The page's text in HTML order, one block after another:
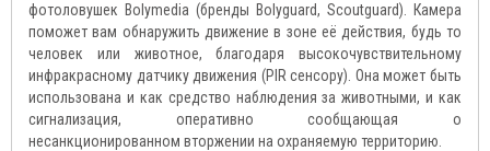
фотоловушек Bolymedia (бренды Bolyguard, Scoutguard). Камера
поможет вам обнаружить движение в зоне её действия, будь то
человек или животное, благодаря высокочувствительному
инфракрасному датчику движения (PIR сенсору). Она может быть
использована и как средство наблюдения за животными, и как
сигнализация, оперативно сообщающая о
несанкционированном вторжении на охраняемую территорию.